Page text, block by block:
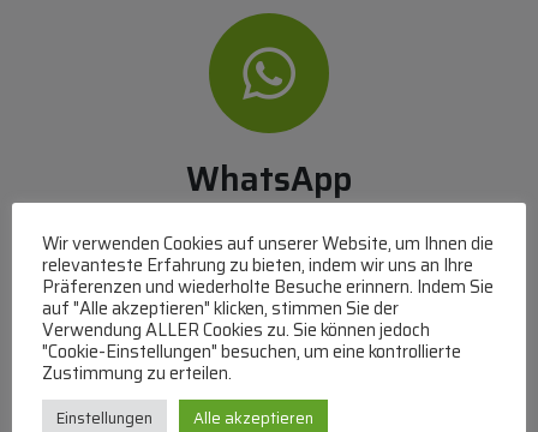
WhatsApp
aufnehmen
(MO-DO 8-17, FR 8-15 Uhr,+43 1 267 67 60)
Bei uns können Sie bezahlen per:
Überweisung
PayPal
MasterCard
Wir verwenden Cookies auf unserer Website, um Ihnen die
relevanteste Erfahrung zu bieten, indem wir uns an Ihre
Präferenzen und wiederholte Besuche erinnern. Indem Sie
auf "Alle akzeptieren" klicken, stimmen Sie der
Verwendung ALLER Cookies zu. Sie können jedoch
"Cookie-Einstellungen" besuchen, um eine kontrollierte
Zustimmung zu erteilen.
Einstellungen Alle akzeptieren